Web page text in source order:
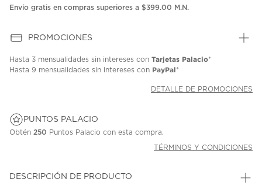
Envío gratis en compras superiores a $399.00 M.N.
PROMOCIONES
Hasta 3 mensualidades sin intereses con Tarjetas Palacio*
Hasta 9 mensualidades sin intereses con PayPal*
DETALLE DE PROMOCIONES
PUNTOS PALACIO
Obtén 250 Puntos Palacio con esta compra.
TÉRMINOS Y CONDICIONES
DESCRIPCIÓN DE PRODUCTO